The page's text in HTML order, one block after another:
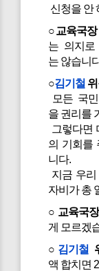
신청을 안
○교육국장
는 의지로
는 않습니
○김기철
모든 국
을 권리를
그렇다면
의 기회를
니다.
지금 우
자비가 총
○교육국
게 모르겠
○ 김기철
액 합치면